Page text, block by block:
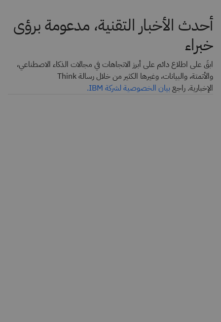
أحدث الأخبار التقنية، مدعومة برؤى
خبراء
ابقَ على اطلاع دائم على أبرز الاتجاهات في مجالات الذكاء الاصطناعي،
والأتمتة، والبيانات، وغيرها الكثير من خلال رسالة Think
الإخبارية. راجعبيان الخصوصية لشركة IBM.